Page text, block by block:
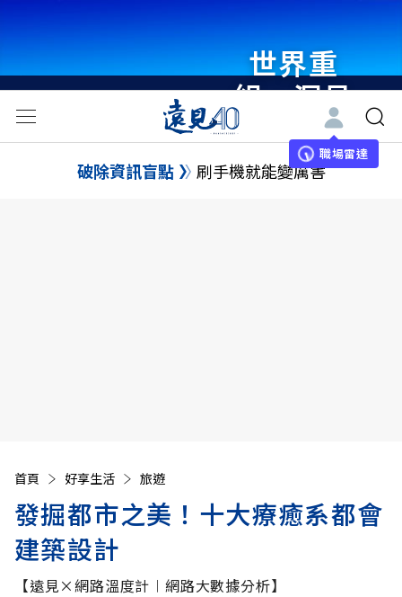
世界重
組・洞見
未來 與
世界領袖
職場雷達
破除資訊盲點 刷手機就能變厲害
首頁 好享生活 旅遊
發掘都市之美！十大療癒系都會
建築設計
【遠見×網路溫度計︱網路大數據分析】